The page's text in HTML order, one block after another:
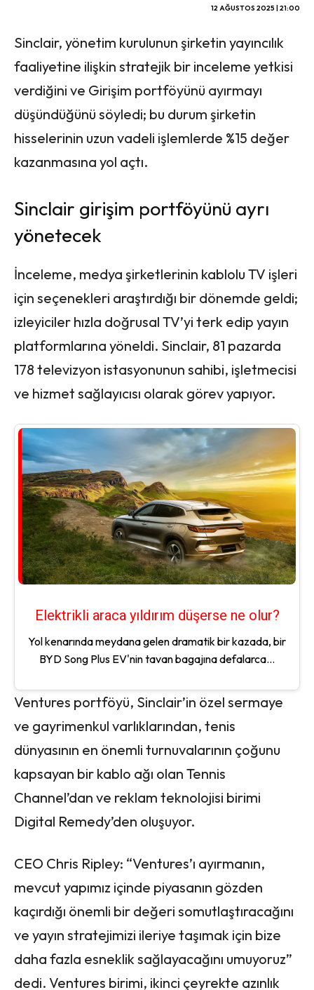
12 AĞUSTOS 2025 | 21:00
Sinclair, yönetim kurulunun şirketin yayıncılık
faaliyetine ilişkin stratejik bir inceleme yetkisi
verdiğini ve Girişim portföyünü ayırmayı
düşündüğünü söyledi; bu durum şirketin
hisselerinin uzun vadeli işlemlerde %15 değer
kazanmasına yol açtı.
Sinclair girişim portföyünü ayrı
yönetecek
İnceleme, medya şirketlerinin kablolu TV işleri
için seçenekleri araştırdığı bir dönemde geldi;
izleyiciler hızla doğrusal TV’yi terk edip yayın
platformlarına yöneldi. Sinclair, 81 pazarda
178 televizyon istasyonunun sahibi, işletmecisi
ve hizmet sağlayıcısı olarak görev yapıyor.
Elektrikli araca yıldırım düşerse ne olur?
Yol kenarında meydana gelen dramatik bir kazada, bir
BYD Song Plus EV'nin tavan bagajına defalarca...
Ventures portföyü, Sinclair’in özel sermaye
ve gayrimenkul varlıklarından, tenis
dünyasının en önemli turnuvalarının çoğunu
kapsayan bir kablo ağı olan Tennis
Channel’dan ve reklam teknolojisi birimi
Digital Remedy’den oluşuyor.
CEO Chris Ripley: “Ventures’ı ayırmanın,
mevcut yapımız içinde piyasanın gözden
kaçırdığı önemli bir değeri somutlaştıracağını
ve yayın stratejimizi ileriye taşımak için bize
daha fazla esneklik sağlayacağını umuyoruz”
dedi. Ventures birimi, ikinci çeyrekte azınlık